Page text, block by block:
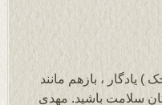
یادگار ، بازهم مانند
سلامت باشید. مهدی